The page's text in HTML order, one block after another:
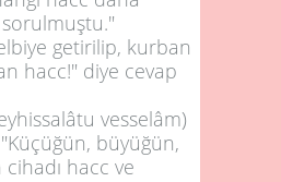
getirilip, kurban
hacc!" diye cevap
vesselâm)
büyüğün,
cihadı hacc ve